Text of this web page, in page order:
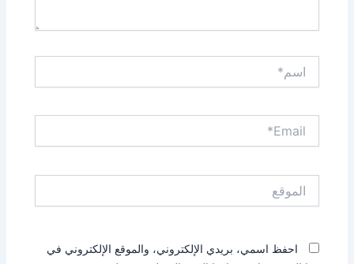
احفظ اسمي، بريدي الإلكتروني، والموقع الإلكتروني في